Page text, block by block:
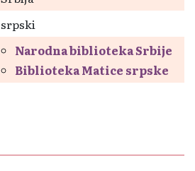
srpski
Narodna biblioteka Srbije
Biblioteka Matice srpske